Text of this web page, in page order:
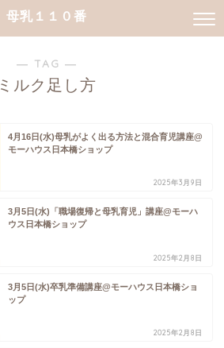
母乳１１０番
― TAG ―
ミルク足し方
4月16日(水)母乳がよく出る方法と混合育児講座@
モーハウス日本橋ショップ
2025年3月9日
3月5日(水)「職場復帰と母乳育児」講座@モーハ
ウス日本橋ショップ
2025年2月8日
3月5日(水)卒乳準備講座@モーハウス日本橋ショ
ップ
2025年2月8日